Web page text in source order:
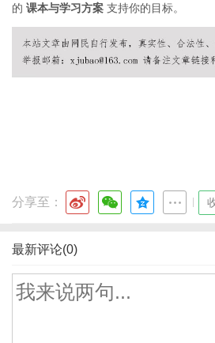
的 课本与学习方案 支持你的目标。
分享至：
最新评论(0)